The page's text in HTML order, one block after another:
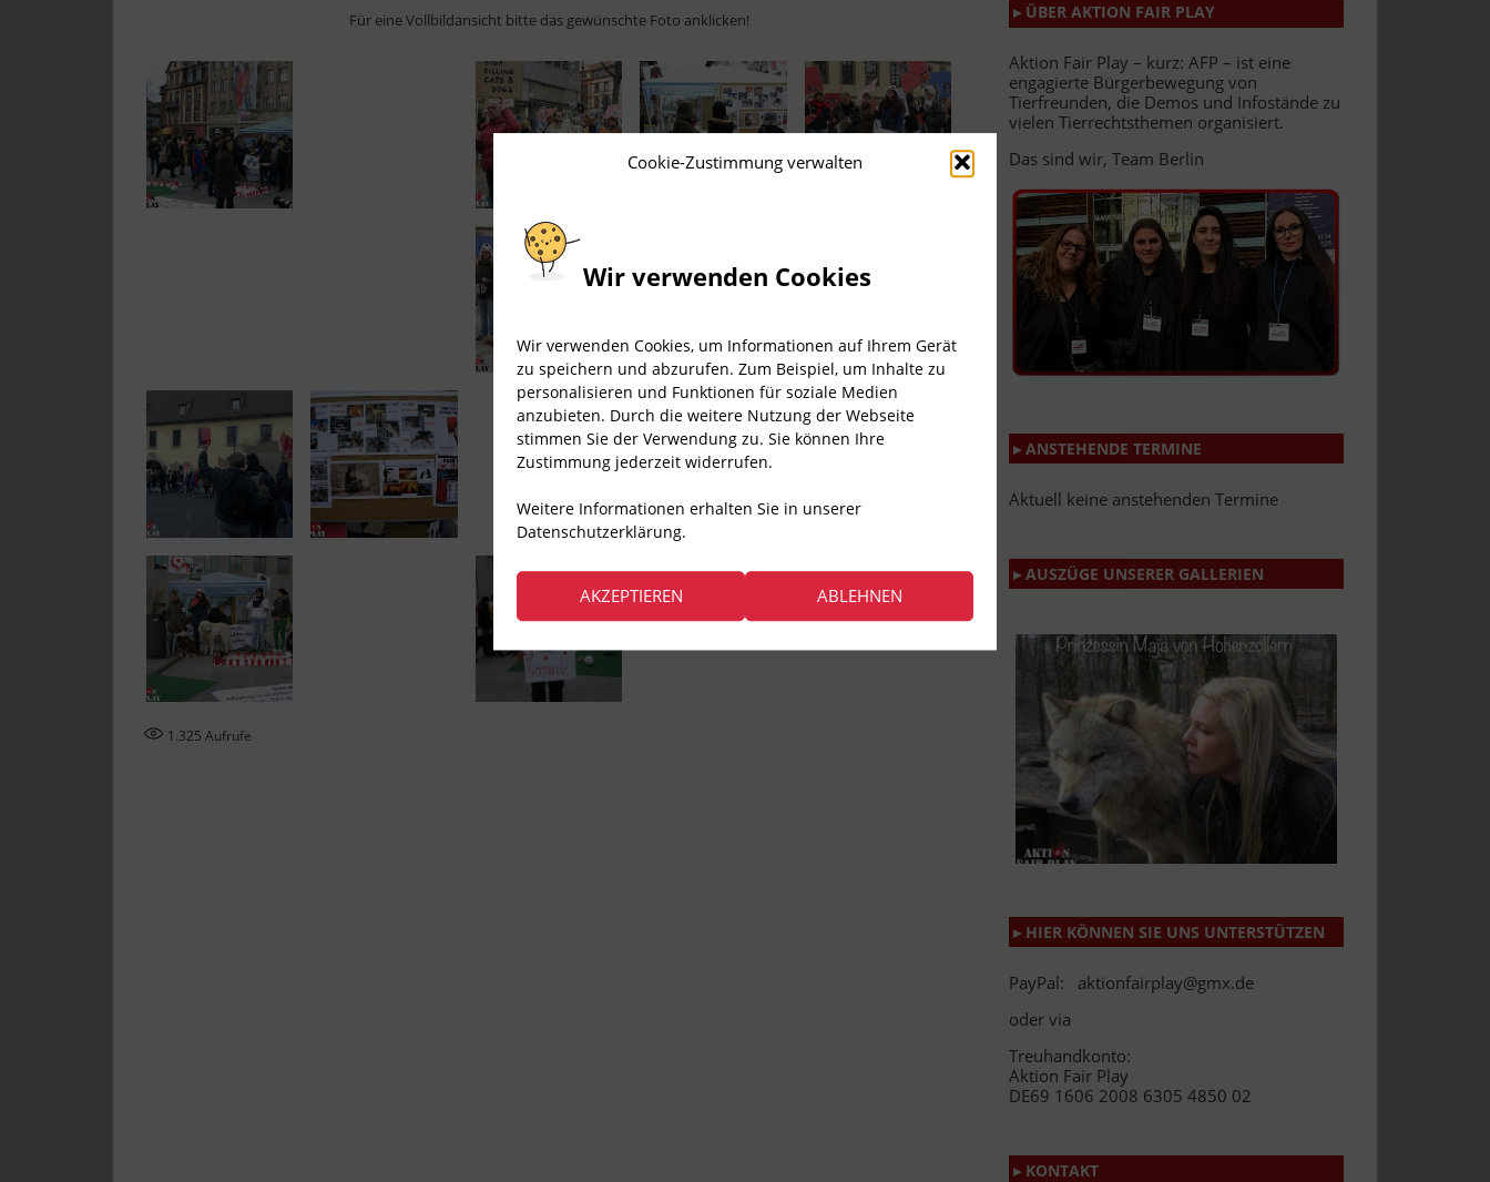
Cookie-Zustimmung verwalten
Wir verwenden Cookies
Wir verwenden Cookies, um Informationen auf Ihrem Gerät
zu speichern und abzurufen. Zum Beispiel, um Inhalte zu
personalisieren und Funktionen für soziale Medien
anzubieten. Durch die weitere Nutzung der Webseite
stimmen Sie der Verwendung zu. Sie können Ihre
Zustimmung jederzeit widerrufen.
Weitere Informationen erhalten Sie in unserer
Datenschutzerklärung.
AKZEPTIEREN ABLEHNEN
Für eine Vollbildansicht bitte das gewünschte Foto anklicken!
1.325 Aufrufe
▸ ÜBER AKTION FAIR PLAY
Aktion Fair Play – kurz: AFP – ist eine
engagierte Bürgerbewegung von
Tierfreunden, die Demos und Infostände zu
vielen Tierrechtsthemen organisiert.
Das sind wir, Team Berlin
▸ ANSTEHENDE TERMINE
Aktuell keine anstehenden Termine
▸ AUSZÜGE UNSERER GALLERIEN
▸ HIER KÖNNEN SIE UNS UNTERSTÜTZEN
PayPal: aktionfairplay@gmx.de
oder via
Treuhandkonto:
Aktion Fair Play
DE69 1606 2008 6305 4850 02
▸ KONTAKT